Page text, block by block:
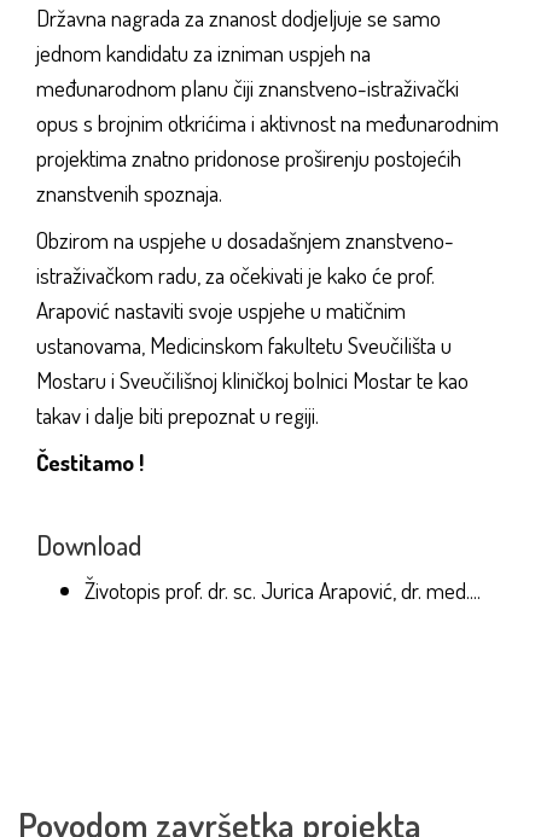
Državna nagrada za znanost dodjeljuje se samo
jednom kandidatu za izniman uspjeh na
međunarodnom planu čiji znanstveno-istraživački
opus s brojnim otkrićima i aktivnost na međunarodnim
projektima znatno pridonose proširenju postojećih
znanstvenih spoznaja.
Obzirom na uspjehe u dosadašnjem znanstveno-
istraživačkom radu, za očekivati je kako će prof.
Arapović nastaviti svoje uspjehe u matičnim
ustanovama, Medicinskom fakultetu Sveučilišta u
Mostaru i Sveučilišnoj kliničkoj bolnici Mostar te kao
takav i dalje biti prepoznat u regiji.
Čestitamo !
Download
Životopis prof. dr. sc. Jurica Arapović, dr. med....
Povodom završetka projekta